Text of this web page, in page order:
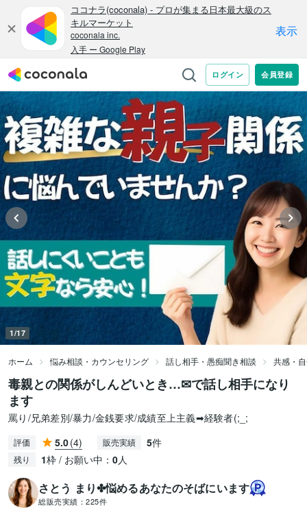
1/17
ホーム 悩み相談・カウンセリング 話し相手・愚痴聞き相談 共感・
毒親との関係がしんどいとき…✉で話し相手になり
ます
罵り/兄弟差別/暴力/金銭要求/成績至上主義➡経験者(;_;
評価 5.0(4) 販売実績 5件
残り 1枠 / お願い中： 0人
さとう まり✤悩めるあなたのそばにいます
総販売実績： 225件